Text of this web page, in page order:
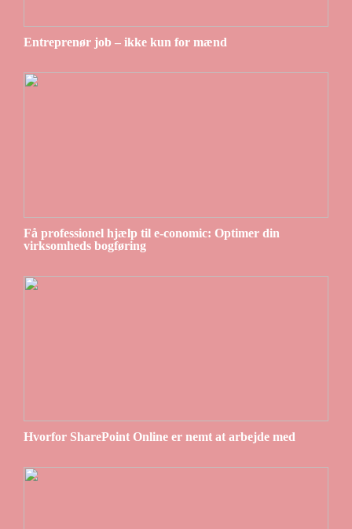
Entreprenør job – ikke kun for mænd
Få professionel hjælp til e-conomic: Optimer din
virksomheds bogføring
Hvorfor SharePoint Online er nemt at arbejde med